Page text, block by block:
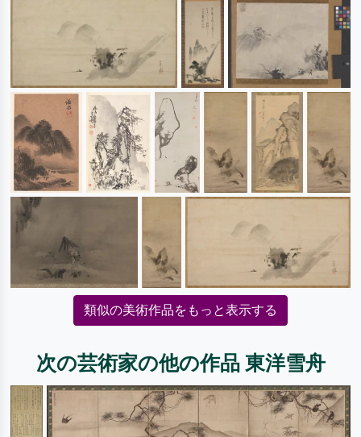
類似の美術作品をもっと表示する
次の芸術家の他の作品 東洋雪舟